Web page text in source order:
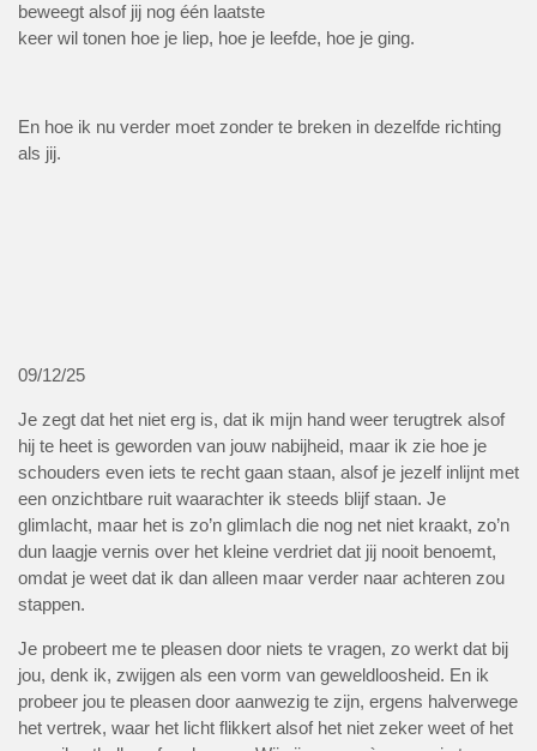
beweegt alsof jij nog één laatste
keer wil tonen hoe je liep, hoe je leefde, hoe je ging.
En hoe ik nu verder moet zonder te breken in dezelfde richting
als jij.
09/12/25
Je zegt dat het niet erg is, dat ik mijn hand weer terugtrek alsof
hij te heet is geworden van jouw nabijheid, maar ik zie hoe je
schouders even iets te recht gaan staan, alsof je jezelf inlijnt met
een onzichtbare ruit waarachter ik steeds blijf staan. Je
glimlacht, maar het is zo’n glimlach die nog net niet kraakt, zo’n
dun laagje vernis over het kleine verdriet dat jij nooit benoemt,
omdat je weet dat ik dan alleen maar verder naar achteren zou
stappen.
Je probeert me te pleasen door niets te vragen, zo werkt dat bij
jou, denk ik, zwijgen als een vorm van geweldloosheid. En ik
probeer jou te pleasen door aanwezig te zijn, ergens halverwege
het vertrek, waar het licht flikkert alsof het niet zeker weet of het